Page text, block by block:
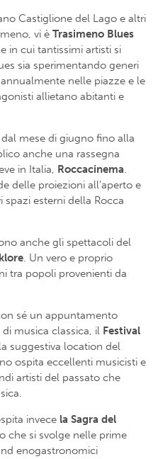
Castiglione del Lago e altri
vi è Trasimeno Blues
in cui tantissimi artisti si
sia sperimentando generi
nelle piazze e le
allietano abitanti e
mese di giugno fino alla
anche una rassegna
in Italia, Roccacinema.
delle proiezioni all’aperto e
spazi esterni della Rocca
anche gli spettacoli del
. Un vero e proprio
tra popoli provenienti da
sé un appuntamento
musica classica, il Festival
suggestiva location del
ospita eccellenti musicisti e
artisti del passato che
invece la Sagra del
che si svolge nelle prime
enogastronomici